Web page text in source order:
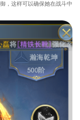
，这样可以确保她在战斗中